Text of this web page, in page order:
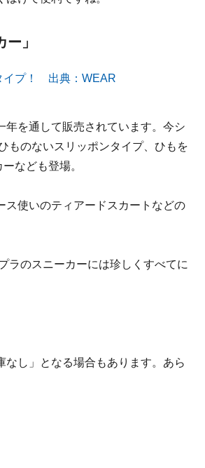
」
を通して販売されています。今シ
ものないスリッポンタイプ、ひもを
なども登場。
ス使いのティアードスカートなどの
ラのスニーカーには珍しくすべてに
し」となる場合もあります。あら